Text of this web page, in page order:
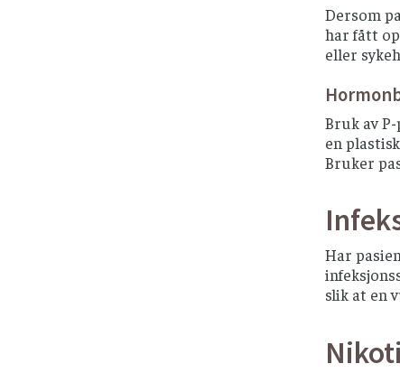
Dersom
har fått
eller
Bruk av
en
Bruker
Har
slik at en